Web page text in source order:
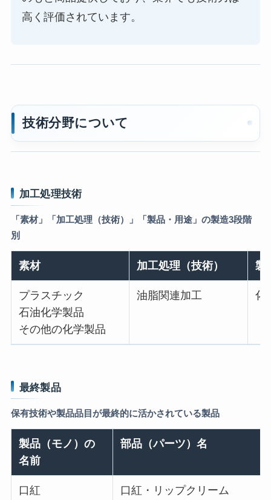
高く評価されています。
技術分野について
加工処理技術
「素材」「加工処理（技術）」「製品・用途」の製造3段階
別
素材 加工処理（技術） 製
プラスチック
石油化学製品
その他の化学製品
油脂関連加工 化
最終製品
保有技術や製品品目が最終的に活かされている製品
製品（モノ）の
名前
部品（パーツ）名
口紅 口紅・リップクリーム